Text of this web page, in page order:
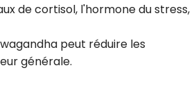
de cortisol, l'hormone du stress,
peut réduire les
générale.